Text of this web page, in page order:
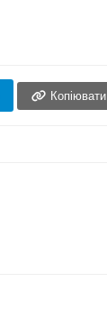
Копіювати